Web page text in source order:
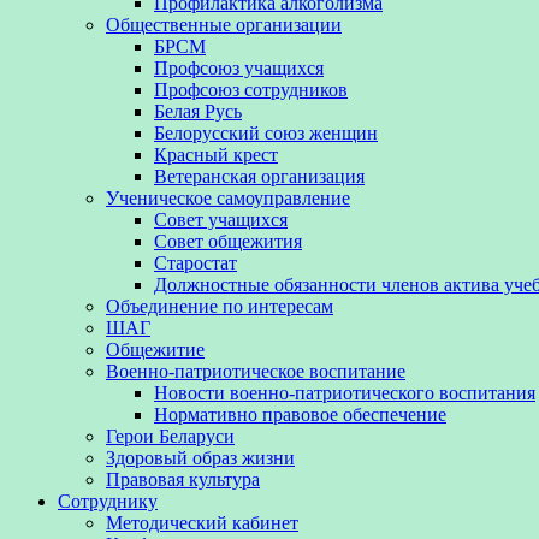
Общественные организации
БРСМ
Профсоюз учащихся
Профсоюз сотрудников
Белая Русь
Белорусский союз женщин
Красный крест
Ветеранская организация
Ученическое самоуправление
Совет учащихся
Совет общежития
Старостат
Должностные обязанности членов актива
Объединение по интересам
ШАГ
Общежитие
Военно-патриотическое воспитание
Новости военно-патриотического воспитания
Нормативно правовое обеспечение
Герои Беларуси
Здоровый образ жизни
Правовая культура
Сотруднику
Методический кабинет